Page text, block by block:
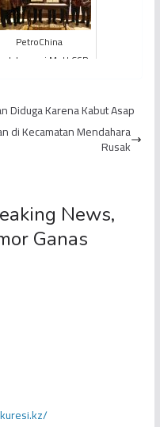
Lite...
PetroChina
MoU CSR
Diduga Karena Kabut Asap
di Kecamatan Mendahara
Rusak
News,
Ganas